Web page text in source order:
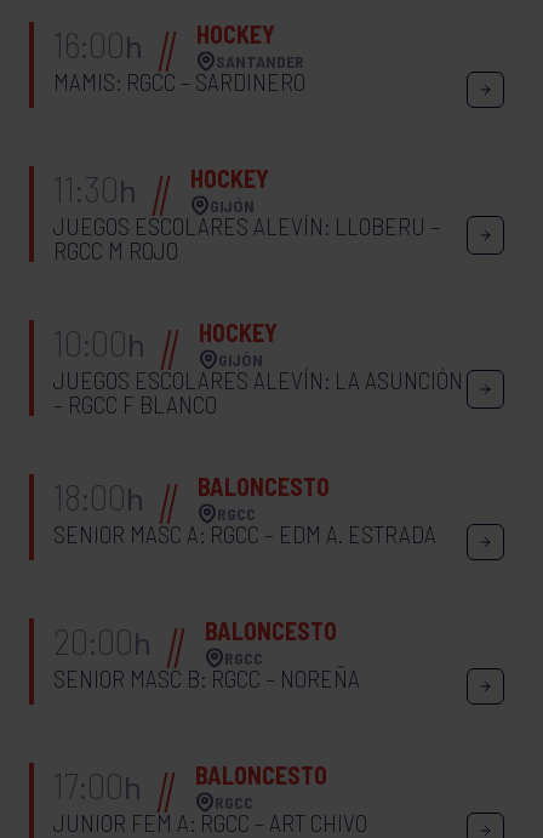
16:00h HOCKEY
SANTANDER
MAMIS: RGCC – SARDINERO
11:30h HOCKEY
GIJÓN
JUEGOS ESCOLARES ALEVÍN: LLOBERU –
RGCC M ROJO
10:00h HOCKEY
GIJÓN
JUEGOS ESCOLARES ALEVÍN: LA ASUNCIÓN
– RGCC F BLANCO
18:00h BALONCESTO
RGCC
SENIOR MASC A: RGCC – EDM A. ESTRADA
20:00h BALONCESTO
RGCC
SENIOR MASC B: RGCC – NOREÑA
17:00h BALONCESTO
RGCC
JUNIOR FEM A: RGCC – ART CHIVO